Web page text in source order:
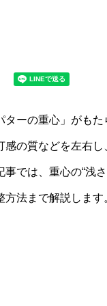
ーの重心」がも
感の質などを左右
では、重心の“浅
方法まで解説しま